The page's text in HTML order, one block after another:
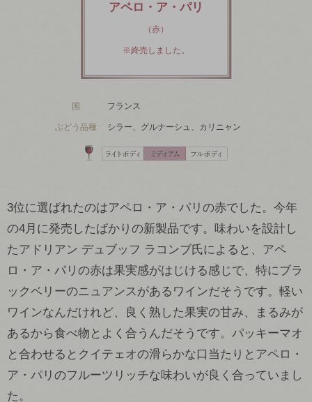
3位に選ばれたのはアペロ・ア・パリの赤でした。今年
の4月に発売したばかりの新製品です。味わいを設計し
たアドリアン デュブッフ ラコンブ氏によると、アペ
ロ・ア・パリの赤は果実感がはじける感じで、特にブラ
ックベリーのニュアンスがあるワインだそうです。軽い
ワインなんだけれど、良く熟した果実の甘み、まるみが
あるから食べ物とよく合うんだそうです。パッキーマオ
と合わせるとクイテェオの滑らかな口当たりとアペロ・
ア・パリのフルーツリッチな味わいが良く合っていまし
た。
アペロ・ア・パリ
（赤）
※終売しました。
国 フランス
ぶどう品種 シラー、グルナーシュ、カリニャン